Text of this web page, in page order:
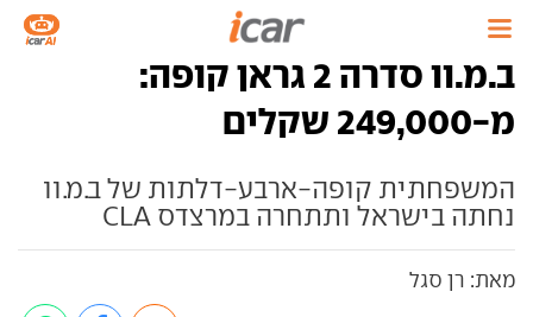
ב.מ.וו סדרה 2 גראן קופה:
מ-249,000 שקלים
המשפחתית קופה-ארבע-דלתות של ב.מ.וו
נחתה בישראל ותתחרה במרצדס CLA
מאת: רן סגל